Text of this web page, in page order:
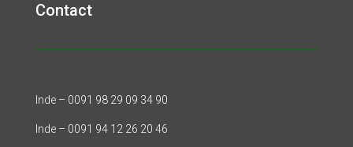
Contact
Inde – 0091 98 29 09 34 90
Inde – 0091 94 12 26 20 46